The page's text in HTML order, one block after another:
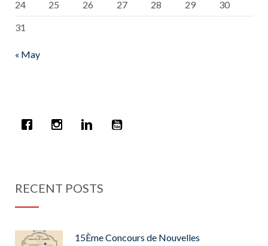
24 25 26 27 28 29
30
31
« May
RECENT POSTS
15Ème Concours de Nouvelles